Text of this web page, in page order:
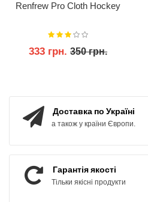
Renfrew Pro Cloth Hockey
333 грн. 350 грн.
Доставка по Україні
а також у країни Європи.
Гарантія якості
Тільки якісні продукти